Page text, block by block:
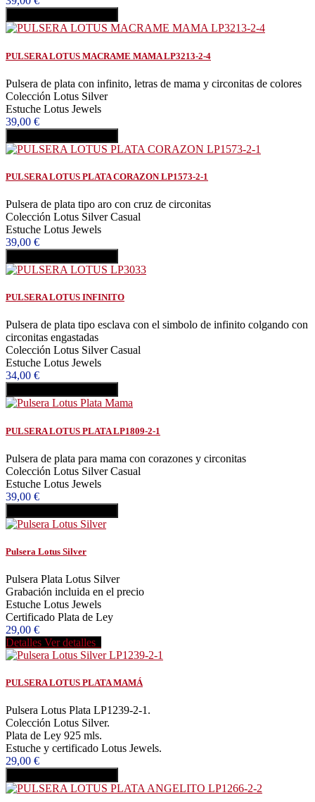
PULSERA LOTUS MACRAME MAMA LP3213-2-4
Pulsera de plata con infinito, letras de mama y circonitas de colores
Colección Lotus Silver
Estuche Lotus Jewels
39,00 €
PULSERA LOTUS PLATA CORAZON LP1573-2-1
Pulsera de plata tipo aro con cruz de circonitas
Colección Lotus Silver Casual
Estuche Lotus Jewels
39,00 €
PULSERA LOTUS INFINITO
Pulsera de plata tipo esclava con el simbolo de infinito colgando con
circonitas engastadas
Colección Lotus Silver Casual
Estuche Lotus Jewels
34,00 €
PULSERA LOTUS PLATA LP1809-2-1
Pulsera de plata para mama con corazones y circonitas
Colección Lotus Silver Casual
Estuche Lotus Jewels
39,00 €
Pulsera Lotus Silver
Pulsera Plata Lotus Silver
Grabación incluida en el precio
Estuche Lotus Jewels
Certificado Plata de Ley
29,00 €
Detalles Ver detalles
PULSERA LOTUS PLATA MAMÁ
Pulsera Lotus Plata LP1239-2-1.
Colección Lotus Silver.
Plata de Ley 925 mls.
Estuche y certificado Lotus Jewels.
29,00 €